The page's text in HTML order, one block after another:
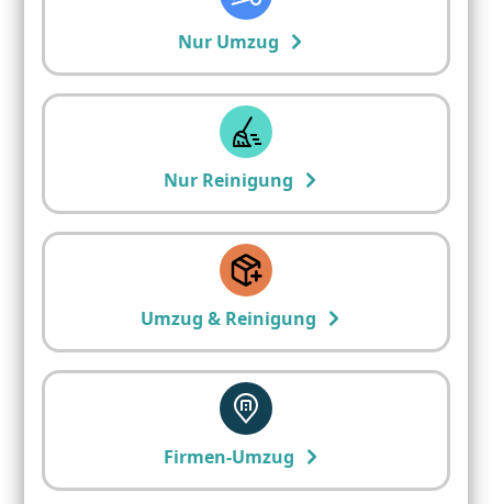
Nur Umzug
Nur Reinigung
Umzug & Reinigung
Firmen-Umzug